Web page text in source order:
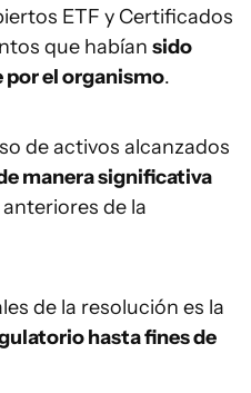
ETF y Certificados
que habían sido
el organismo.
de activos alcanzados
manera significativa
de la
de la resolución es la
hasta fines de